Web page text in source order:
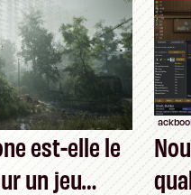
est-elle le
un jeu
ackboo